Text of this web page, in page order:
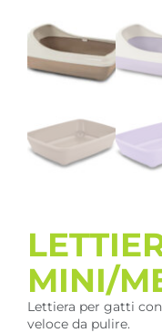
MINI/
Lettiera per gatti
veloce da pulire.